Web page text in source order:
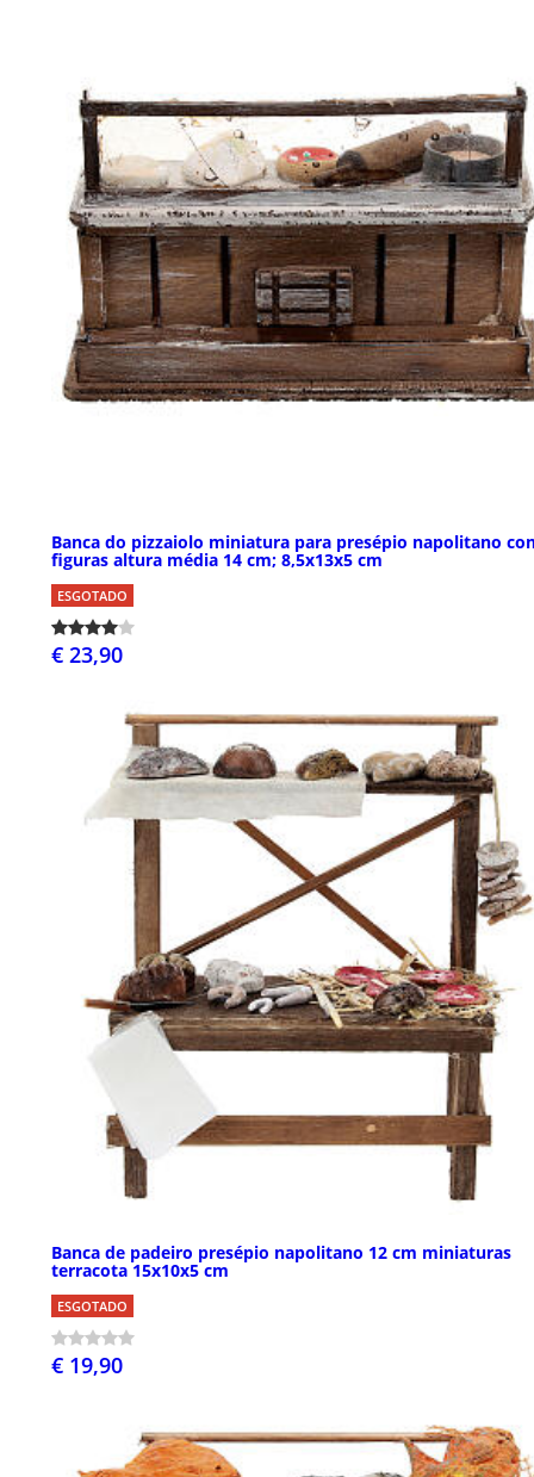
Banca do pizzaiolo miniatura para presépio napolitano
figuras altura média 14 cm; 8,5x13x5 cm
ESGOTADO
€ 23,90
Banca de padeiro presépio napolitano 12 cm miniaturas
terracota 15x10x5 cm
ESGOTADO
€ 19,90